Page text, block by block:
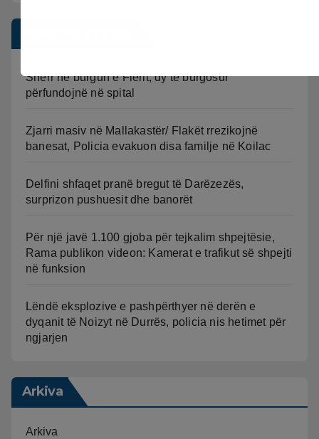
Sherr në burgun e Fierit, dy të burgosur
përfundojnë në spital
Zjarri masiv në Mallakastër/ Flakët rrezikojnë
banesat, Policia evakuon disa familje në Koilac
Delfini shfaqet pranë bregut të Darëzezës,
surprizon pushuesit dhe banorët
Për një javë 1.100 gjoba për tejkalim shpejtësie,
Rama publikon videon: Kamerat e trafikut së shpejti
në funksion
Lëndë eksplozive e pashpërthyer në derën e
dyqanit të Noizyt në Durrës, policia nis hetimet për
ngjarjen
Arkiva
Arkiva